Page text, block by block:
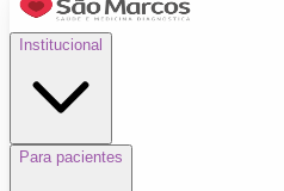
Institucional
Para pacientes